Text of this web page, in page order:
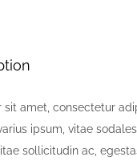
sit amet, consectetur
ipsum, vitae
sollicitudin ac,